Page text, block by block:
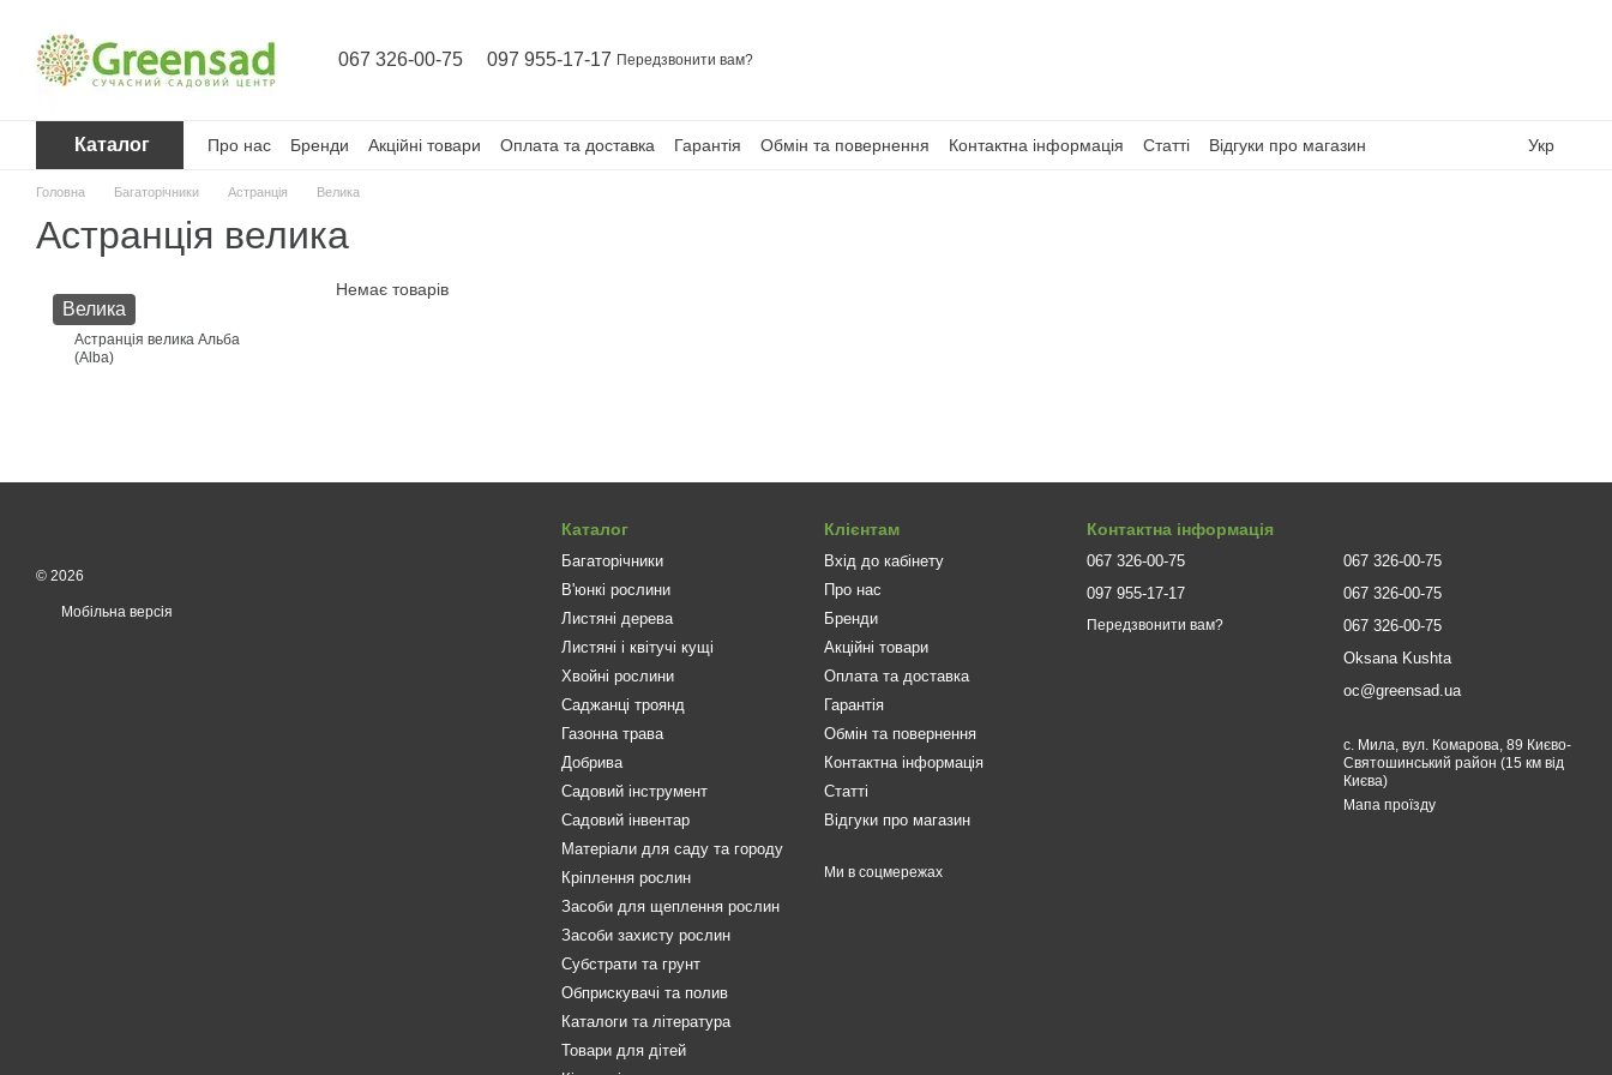
067 326-00-75 097 955-17-17 Передзвонити вам?
Каталог Про нас Бренди Акційні товари Оплата та доставка Гарантія Обмін та повернення Контактна інформація Статті Відгуки про магазин Укр
Головна Багаторічники Астранція Велика
Астранція велика
Немає товарів
Велика
Астранція велика Альба
(Alba)
© 2026
Мобільна версія
Каталог
Багаторічники
В'юнкі рослини
Листяні дерева
Листяні і квітучі кущі
Хвойні рослини
Саджанці троянд
Газонна трава
Добрива
Садовий інструмент
Садовий інвентар
Матеріали для саду та городу
Кріплення рослин
Засоби для щеплення рослин
Засоби захисту рослин
Субстрати та грунт
Обприскувачі та полив
Каталоги та література
Товари для дітей
Клієнтам
Вхід до кабінету
Про нас
Бренди
Акційні товари
Оплата та доставка
Гарантія
Обмін та повернення
Контактна інформація
Статті
Відгуки про магазин
Ми в соцмережах
Контактна інформація
067 326-00-75
097 955-17-17
Передзвонити вам?
067 326-00-75
067 326-00-75
067 326-00-75
Oksana Kushta
oc@greensad.ua
с. Мила, вул. Комарова, 89 Києво-
Святошинський район (15 км від
Києва)
Мапа проїзду